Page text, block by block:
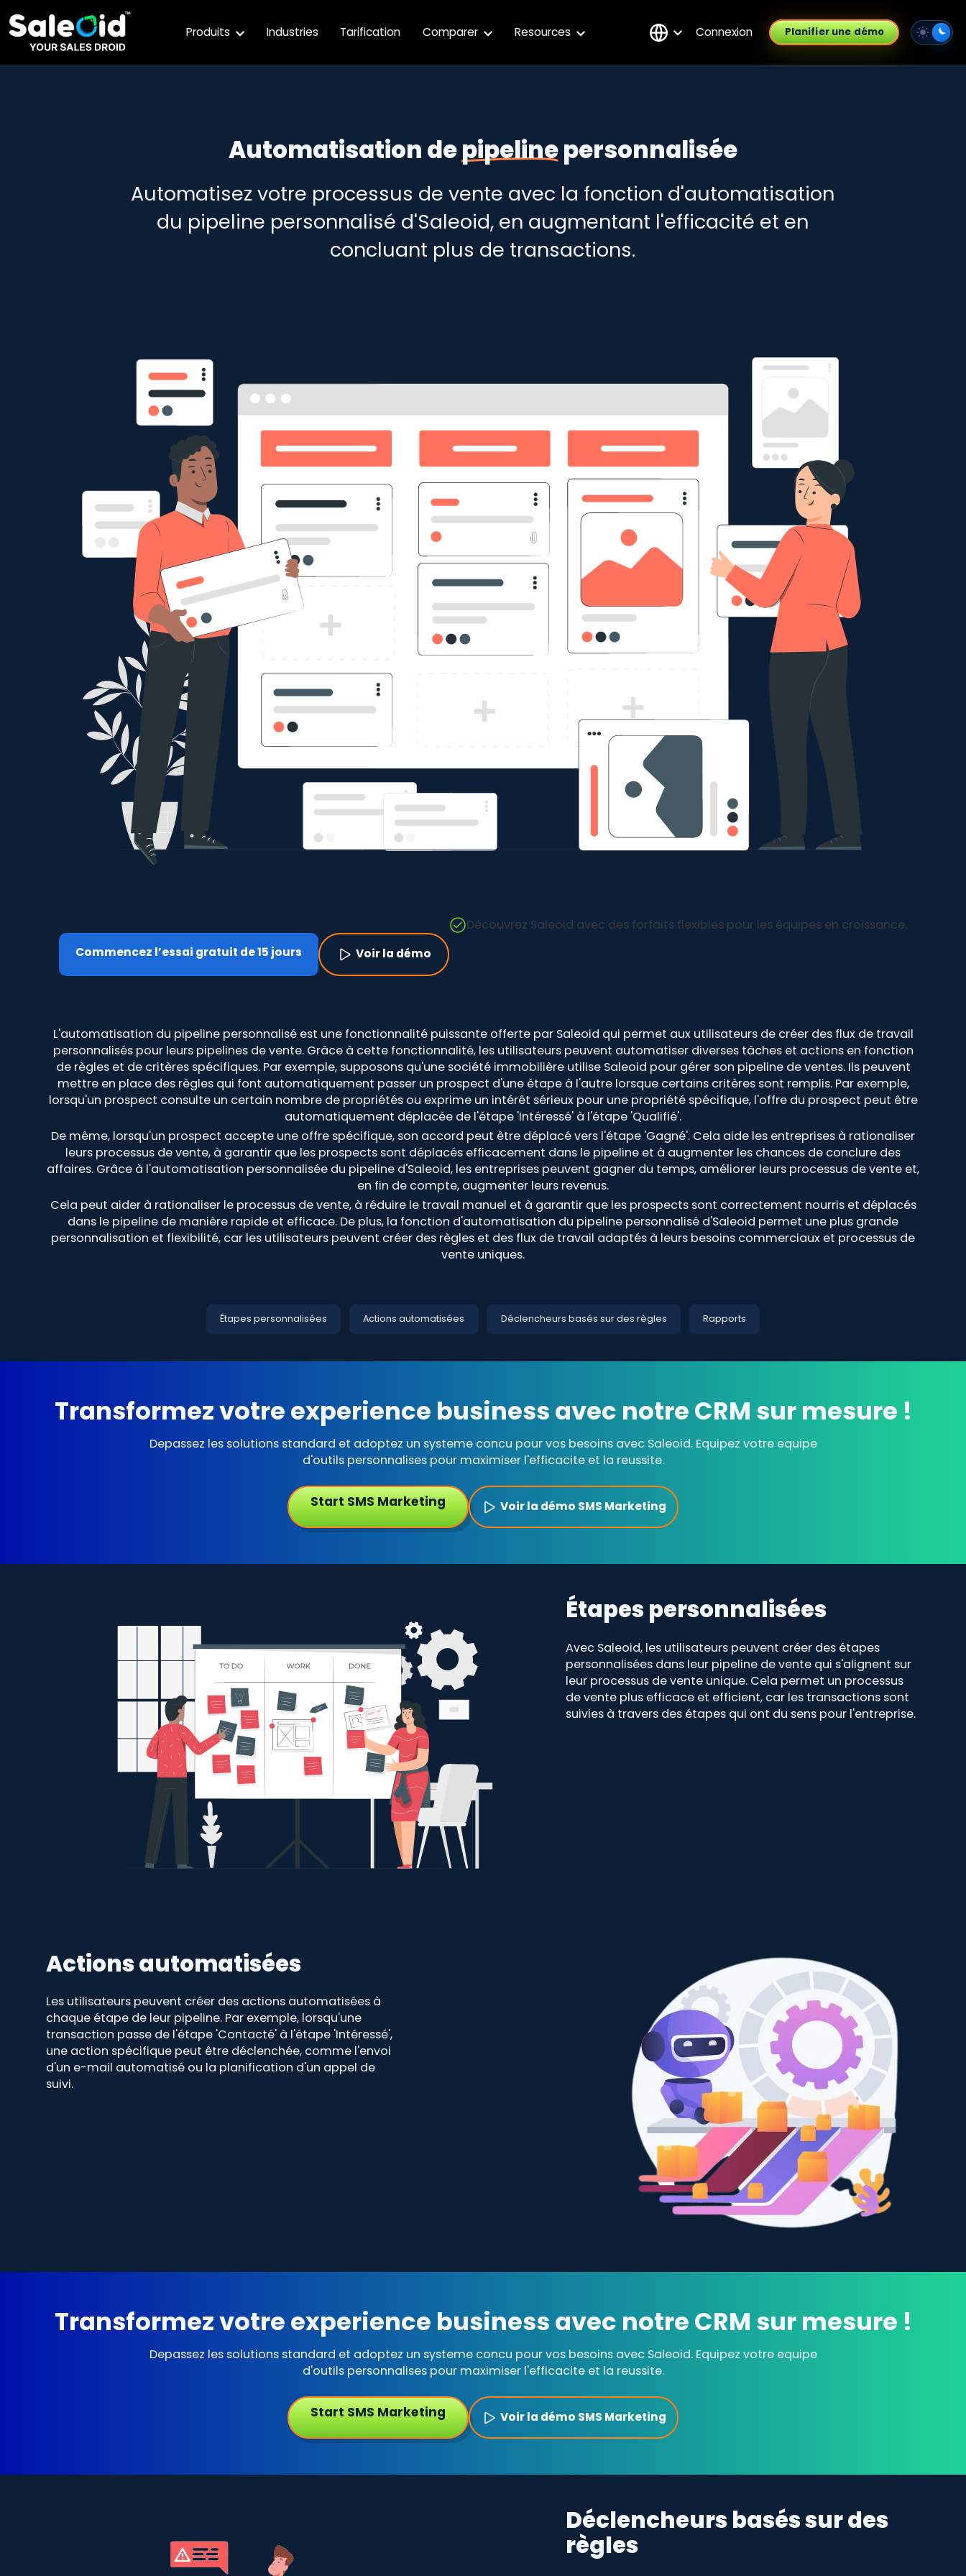
Produits Industries Tarification Comparer Resources Connexion Planifier une démo
Automatisation depipelinepersonnalisée
Automatisez votre processus de vente avec la fonction d'automatisation
du pipeline personnalisé d'Saleoid, en augmentant l'efficacité et en
concluant plus de transactions.
Commencez l’essai gratuit de 15 jours Voir la démo
Découvrez Saleoid avec des forfaits flexibles pour les équipes en croissance.
L'automatisation du pipeline personnalisé est une fonctionnalité puissante offerte par Saleoid qui permet aux utilisateurs de créer des flux de travail
personnalisés pour leurs pipelines de vente. Grâce à cette fonctionnalité, les utilisateurs peuvent automatiser diverses tâches et actions en fonction
de règles et de critères spécifiques. Par exemple, supposons qu'une société immobilière utilise Saleoid pour gérer son pipeline de ventes. Ils peuvent
mettre en place des règles qui font automatiquement passer un prospect d'une étape à l'autre lorsque certains critères sont remplis. Par exemple,
lorsqu'un prospect consulte un certain nombre de propriétés ou exprime un intérêt sérieux pour une propriété spécifique, l'offre du prospect peut être
automatiquement déplacée de l'étape 'Intéressé' à l'étape 'Qualifié'.
De même, lorsqu'un prospect accepte une offre spécifique, son accord peut être déplacé vers l'étape 'Gagné'. Cela aide les entreprises à rationaliser
leurs processus de vente, à garantir que les prospects sont déplacés efficacement dans le pipeline et à augmenter les chances de conclure des
affaires. Grâce à l'automatisation personnalisée du pipeline d'Saleoid, les entreprises peuvent gagner du temps, améliorer leurs processus de vente et,
en fin de compte, augmenter leurs revenus.
Cela peut aider à rationaliser le processus de vente, à réduire le travail manuel et à garantir que les prospects sont correctement nourris et déplacés
dans le pipeline de manière rapide et efficace. De plus, la fonction d'automatisation du pipeline personnalisé d'Saleoid permet une plus grande
personnalisation et flexibilité, car les utilisateurs peuvent créer des règles et des flux de travail adaptés à leurs besoins commerciaux et processus de
vente uniques.
Étapes personnalisées Actions automatisées Déclencheurs basés sur des règles Rapports
Transformez votre experience business avec notre CRM sur mesure !
Depassez les solutions standard et adoptez un systeme concu pour vos besoins avec Saleoid. Equipez votre equipe
d'outils personnalises pour maximiser l'efficacite et la reussite.
Start SMS Marketing Voir la démo SMS Marketing
Étapes personnalisées
Avec Saleoid, les utilisateurs peuvent créer des étapes
personnalisées dans leur pipeline de vente qui s'alignent sur
leur processus de vente unique. Cela permet un processus
de vente plus efficace et efficient, car les transactions sont
suivies à travers des étapes qui ont du sens pour l'entreprise.
Actions automatisées
Les utilisateurs peuvent créer des actions automatisées à
chaque étape de leur pipeline. Par exemple, lorsqu'une
transaction passe de l'étape 'Contacté' à l'étape 'Intéressé',
une action spécifique peut être déclenchée, comme l'envoi
d'un e-mail automatisé ou la planification d'un appel de
suivi.
Transformez votre experience business avec notre CRM sur mesure !
Depassez les solutions standard et adoptez un systeme concu pour vos besoins avec Saleoid. Equipez votre equipe
d'outils personnalises pour maximiser l'efficacite et la reussite.
Start SMS Marketing Voir la démo SMS Marketing
Déclencheurs basés sur des
règles